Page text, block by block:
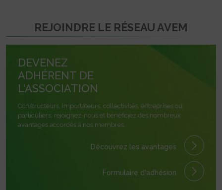
REJOINDRE LE RÉSEAU AVEM
DEVENEZ
ADHÉRENT DE
L'ASSOCIATION
Constructeurs, importateurs, collectivités, entreprises ou
particuliers, rejoignez-nous et bénéficiez des nombreux
avantages accordés à nos membres.
Découvrez les avantages
Formulaire d'adhésion